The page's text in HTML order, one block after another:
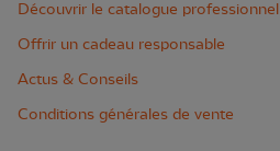
Découvrir le catalogue professionnel
Offrir un cadeau responsable
Actus & Conseils
Conditions générales de vente